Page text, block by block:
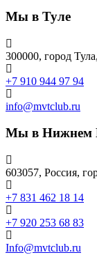
Мы в Туле
300000, город
+7 910 944 97 94
info@mvtclub.ru
Мы в Нижнем
603057, Россия,
+7 831 462 18 14
+7 920 253 68 83
Info@mvtclub.ru